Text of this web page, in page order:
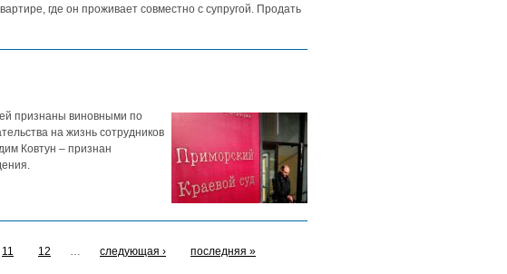
где он проживает совместно с супругой. Продать
признаны виновными по
на жизнь сотрудников
Ковтун – признан
11 12 … следующая › последняя »